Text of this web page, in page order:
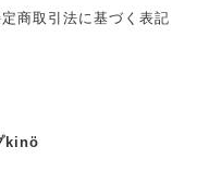
kinö